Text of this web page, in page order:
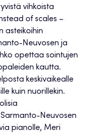
vihkoista
of scales –
asteikoihin
Neuvosen ja
opettaa sointujen
kautta.
keskivaikealle
kuin nuorillekin.
Neuvosen
pianolle, Meri